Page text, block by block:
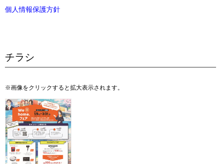
個人情報保護方針
チラシ
※画像をクリックすると拡大表示されます。